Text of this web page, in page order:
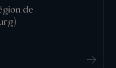
de